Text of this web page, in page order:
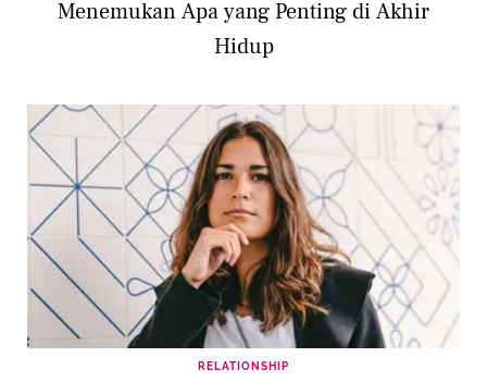
Menemukan Apa yang Penting di Akhir
Hidup
RELATIONSHIP